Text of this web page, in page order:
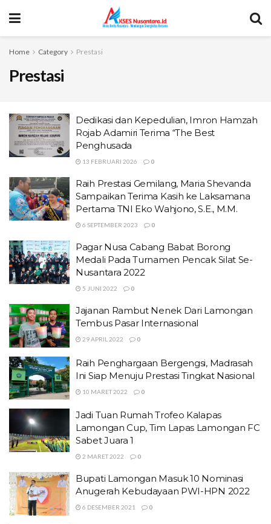
Home Category Prestasi
Prestasi
Dedikasi dan Kepedulian, Imron Hamzah
Rojab Adamiri Terima “The Best
Penghusada
13 FEBRUARI 2026 0
Raih Prestasi Gemilang, Maria Shevanda
Sampaikan Terima Kasih ke Laksamana
Pertama TNI Eko Wahjono, S.E., M.M.
6 SEPTEMBER 2023 0
Pagar Nusa Cabang Babat Borong
Medali Pada Turnamen Pencak Silat Se-
Nusantara 2022
5 JUNI 2022 0
Jajanan Rambut Nenek Dari Lamongan
Tembus Pasar Internasional
29 APRIL 2022 0
Raih Penghargaan Bergengsi, Madrasah
Ini Siap Menuju Prestasi Tingkat Nasional
10 MARET 2022 0
Jadi Tuan Rumah Trofeo Kalapas
Lamongan Cup, Tim Lapas Lamongan FC
Sabet Juara 1
2 MARET 2022 0
Bupati Lamongan Masuk 10 Nominasi
Anugerah Kebudayaan PWI-HPN 2022
6 DESEMBER 2021 0